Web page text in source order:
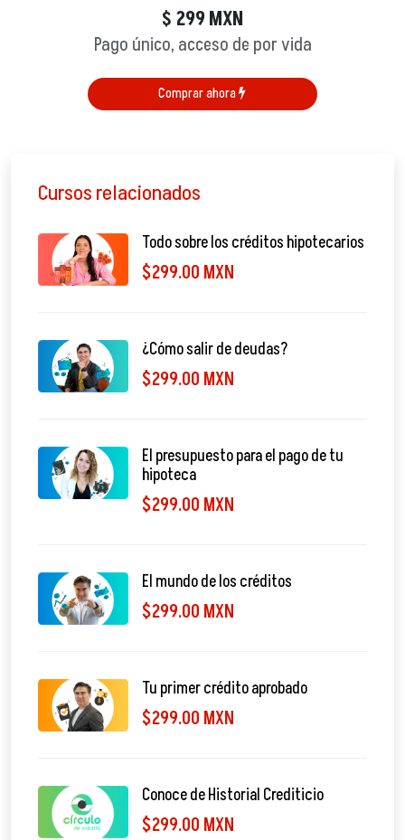
$ 299 MXN
Pago único, acceso de por vida
Comprar ahora
Cursos relacionados
Todo sobre los créditos hipotecarios
$299.00 MXN
¿Cómo salir de deudas?
$299.00 MXN
El presupuesto para el pago de tu
hipoteca
$299.00 MXN
El mundo de los créditos
$299.00 MXN
Tu primer crédito aprobado
$299.00 MXN
Conoce de Historial Crediticio
$299.00 MXN